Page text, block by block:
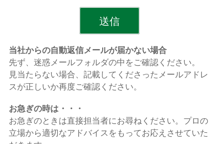
当社からの自動返信メールが届かない場合
先ず、迷惑メールフォルダの中をご確認ください。
見当たらない場合、記載してくださったメールアドレ
スが正しいか再度ご確認ください。
お急ぎの時は・・・
お急ぎのときは直接担当者にお尋ねください。プロの
立場から適切なアドバイスをもってお応えさせていた